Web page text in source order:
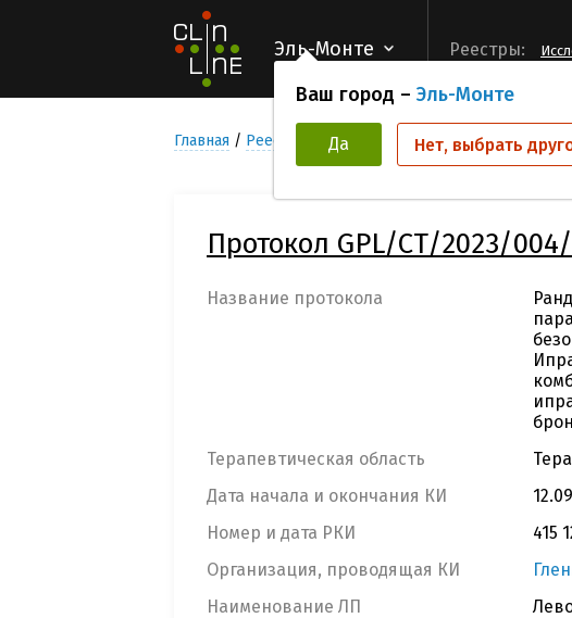
Эль-Монте
Ваш город – Эль-Монте
Да Нет, выбрать
Реестры:
Главная Реестр Клинических исследований GPL/
Протокол GPL/CT/2023/
Название протокола
Терапевтическая область
Дата начала и окончания КИ
Номер и дата РКИ
415
Организация, проводящая КИ
Наименование ЛП